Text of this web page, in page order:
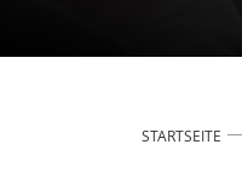
STARTSEITE